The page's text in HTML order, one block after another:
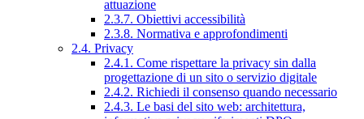
attuazione
2.3.7. Obiettivi accessibilità
2.3.8. Normativa e approfondimenti
2.4. Privacy
2.4.1. Come rispettare la privacy sin dalla
progettazione di un sito o servizio digitale
2.4.2. Richiedi il consenso quando necessario
2.4.3. Le basi del sito web: architettura,